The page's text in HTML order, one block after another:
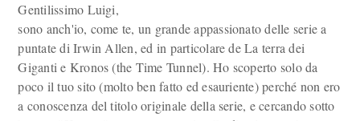
Gentilissimo Luigi,
sono anch'io, come te, un grande appassionato delle serie a
puntate di Irwin Allen, ed in particolare de La terra dei
Giganti e Kronos (the Time Tunnel). Ho scoperto solo da
poco il tuo sito (molto ben fatto ed esauriente) perché non ero
a conoscenza del titolo originale della serie, e cercando sotto